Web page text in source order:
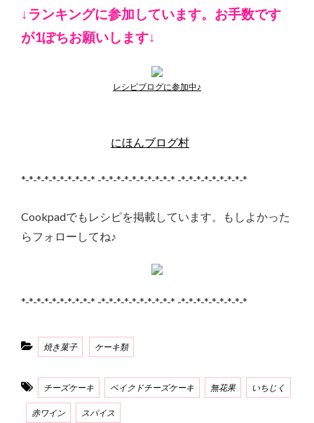
↓ランキングに参加しています。お手数です
が1ぽちお願いします↓
レシピブログに参加中♪
にほんブログ村
*-*-*-*-*-*-*-*-*-* -*-*-*-*-*-*-*-*-*-* -*-*-*-*-*-*-*-*-*
Cookpadでもレシピを掲載しています。もしよかった
らフォローしてね♪
*-*-*-*-*-*-*-*-*-* -*-*-*-*-*-*-*-*-*-* -*-*-*-*-*-*-*-*-*
Categories
焼き菓子 ケーキ類
Tags
チーズケーキ ベイクドチーズケーキ 無花果 いちじく
赤ワイン スパイス